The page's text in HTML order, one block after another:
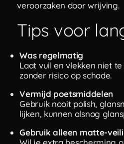
veroorzaken door wrijving.
Tips voor
Was regelmatig
Laat vuil en vlekken niet
zonder risico op schade.
Vermijd poetsmiddelen
Gebruik nooit polish,
lijken, kunnen alsnog
Gebruik alleen matte-